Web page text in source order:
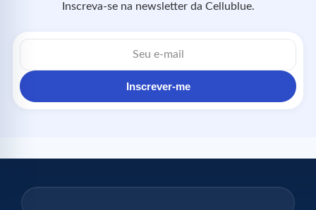
Inscreva-se na newsletter da Cellublue.
Inscrever-me